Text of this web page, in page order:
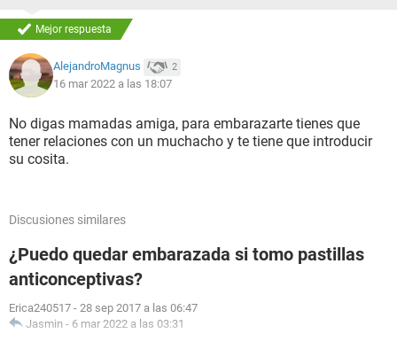
Mejor respuesta
AlejandroMagnus 2
16 mar 2022 a las 18:07
No digas mamadas amiga, para embarazarte tienes que
tener relaciones con un muchacho y te tiene que introducir
su cosita.
Discusiones similares
¿Puedo quedar embarazada si tomo pastillas
anticonceptivas?
Erica240517 - 28 sep 2017 a las 06:47
Jasmin - 6 mar 2022 a las 03:31